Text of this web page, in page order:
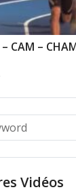
Vidéos